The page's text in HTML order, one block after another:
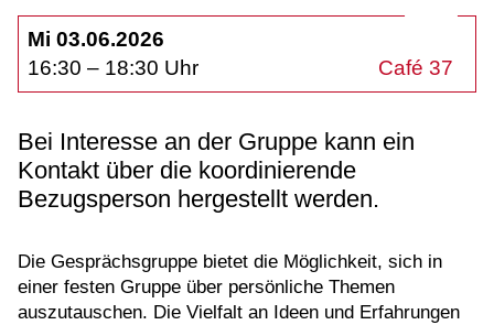
Mi 03.06.2026
16:30 – 18:30 Uhr
Café 37
Bei Interesse an der Gruppe kann ein
Kontakt über die koordinierende
Bezugsperson hergestellt werden.
Die Gesprächsgruppe bietet die Möglichkeit, sich in
einer festen Gruppe über persönliche Themen
auszutauschen. Die Vielfalt an Ideen und Erfahrungen